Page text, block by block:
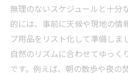
無理のないスケジュールと十分
的には、事前に天候や現地の情
プ用品をリスト化して準備しま
自然のリズムに合わせてゆっく
です。例えば、朝の散歩や夜の